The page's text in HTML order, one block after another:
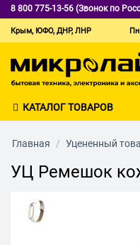
8 800 775-13-56 (Звонок по
Крым, ЮФО, ДНР, ЛНР
КАТАЛОГ ТОВАРОВ
Главная / Уцененный
УЦ Ремешок